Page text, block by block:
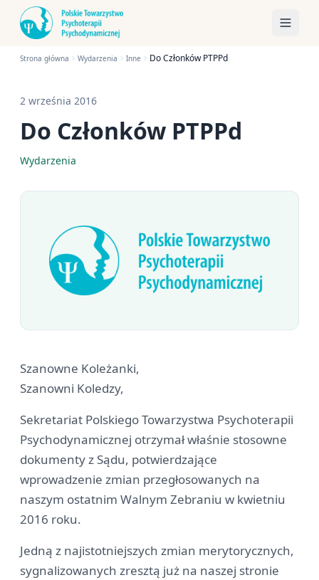
Strona główna Wydarzenia Inne Do Członków PTPPd
2 września 2016
Do Członków PTPPd
Wydarzenia
Szanowne Koleżanki,
Szanowni Koledzy,
Sekretariat Polskiego Towarzystwa Psychoterapii
Psychodynamicznej otrzymał właśnie stosowne
dokumenty z Sądu, potwierdzające
wprowadzenie zmian przegłosowanych na
naszym ostatnim Walnym Zebraniu w kwietniu
2016 roku.
Jedną z najistotniejszych zmian merytorycznych,
sygnalizowanych zresztą już na naszej stronie